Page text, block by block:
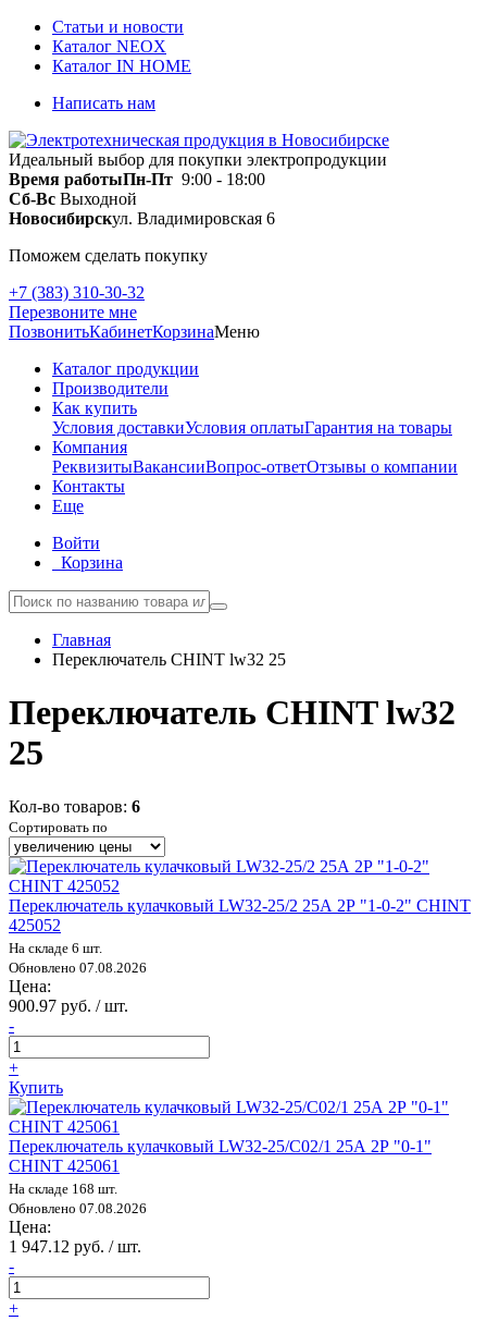
Статьи и новости
Каталог NEOX
Каталог IN HOME
Написать нам
Идеальный выбор для покупки электропродукции
Время работыПн-Пт 9:00 - 18:00
Сб-Вс Выходной
Новосибирскул. Владимировская 6
Поможем сделать покупку
+7 (383) 310-30-32
Перезвоните мне
ПозвонитьКабинетКорзинаМеню
Каталог продукции
Производители
Как купить
Условия доставкиУсловия оплатыГарантия на товары
Компания
РеквизитыВакансииВопрос-ответОтзывы о компании
Контакты
Еще
Войти
Корзина
Главная
Переключатель CHINT lw32 25
Переключатель CHINT lw32
25
Кол-во товаров: 6
Сортировать по
Переключатель кулачковый LW32-25/2 25А 2Р "1-0-2" CHINT
425052
На складе 6 шт.
Обновлено 07.08.2026
Цена:
900.97 руб. / шт.
-
+
Купить
Переключатель кулачковый LW32-25/C02/1 25А 2Р "0-1"
CHINT 425061
На складе 168 шт.
Обновлено 07.08.2026
Цена:
1 947.12 руб. / шт.
-
+